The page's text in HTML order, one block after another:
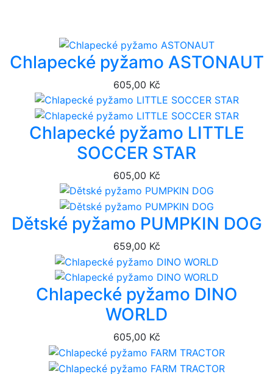
Chlapecké pyžamo ASTONAUT
605,00 Kč
Chlapecké pyžamo LITTLE
SOCCER STAR
605,00 Kč
Dětské pyžamo PUMPKIN DOG
659,00 Kč
Chlapecké pyžamo DINO
WORLD
605,00 Kč